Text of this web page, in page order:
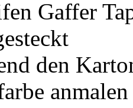
Gaffer
den